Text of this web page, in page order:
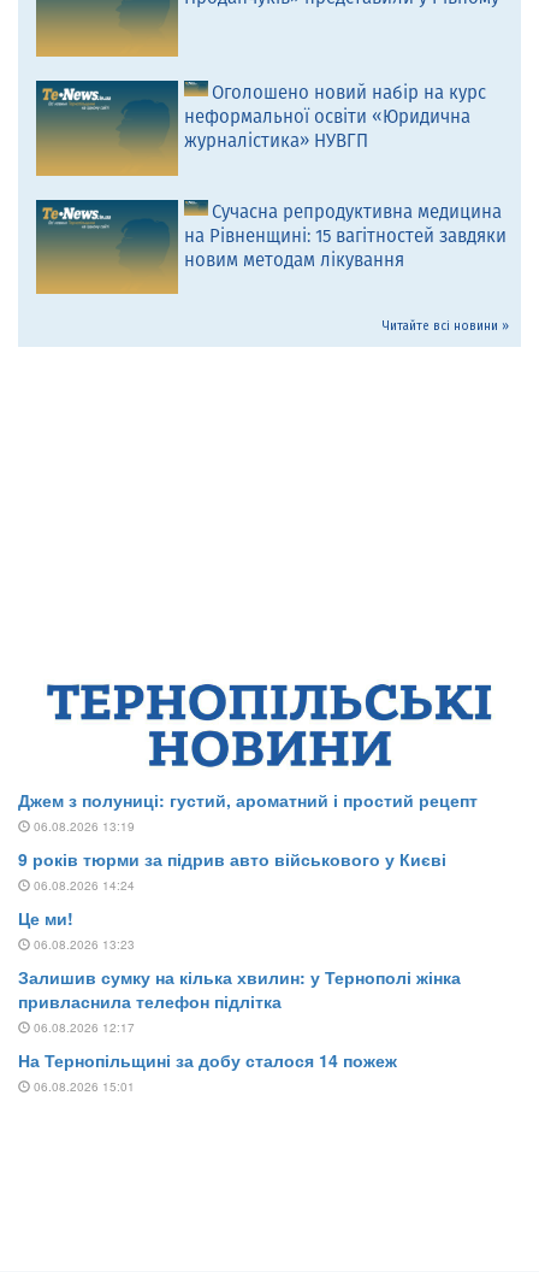
Оголошено новий набір на курс
неформальної освіти «Юридична
журналістика» НУВГП
Сучасна репродуктивна медицина
на Рівненщині: 15 вагітностей завдяки
новим методам лікування
Читайте всі новини »